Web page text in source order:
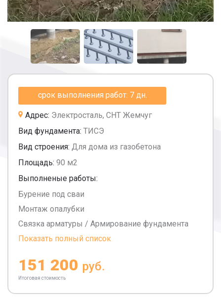
срок выполнения работ: 7 дн.
Адрес: Электросталь, СНТ Жемчуг
Вид фундамента: ТИСЭ
Вид строения: Для дома из газобетона
Площадь: 90 м2
Выполненые работы:
Бурение под сваи
Монтаж опалубки
Связка арматуры / Армирование фундамента
Показать полный список
151 200 руб.
Итоговая стоимость